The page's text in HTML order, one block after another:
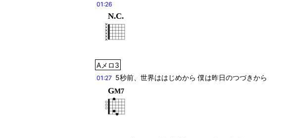
01:26
N.C.
Aメロ3
01:27 5秒前、世界ははじめから 僕は昨日のつづきから
GM7